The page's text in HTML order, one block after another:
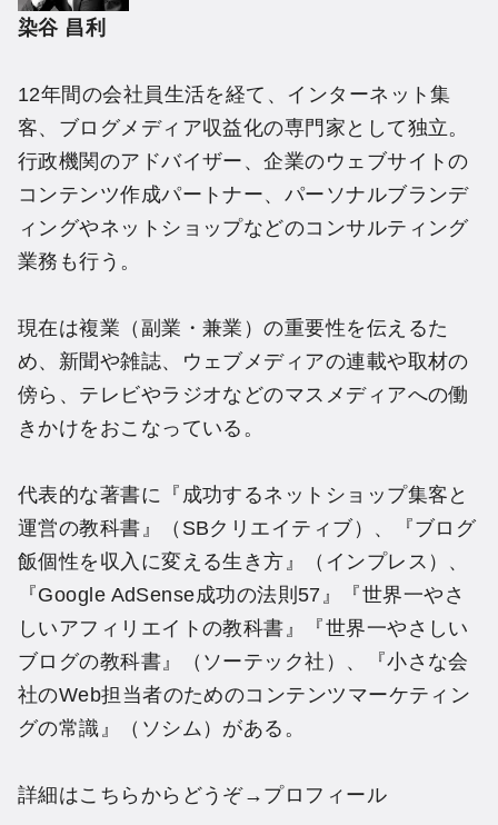
染谷 昌利
12年間の会社員生活を経て、インターネット集
客、ブログメディア収益化の専門家として独立。
行政機関のアドバイザー、企業のウェブサイトの
コンテンツ作成パートナー、パーソナルブランデ
ィングやネットショップなどのコンサルティング
業務も行う。
現在は複業（副業・兼業）の重要性を伝えるた
め、新聞や雑誌、ウェブメディアの連載や取材の
傍ら、テレビやラジオなどのマスメディアへの働
きかけをおこなっている。
代表的な著書に『成功するネットショップ集客と
運営の教科書』（SBクリエイティブ）、『ブログ
飯個性を収入に変える生き方』（インプレス）、
『Google AdSense成功の法則57』『世界一やさ
しいアフィリエイトの教科書』『世界一やさしい
ブログの教科書』（ソーテック社）、『小さな会
社のWeb担当者のためのコンテンツマーケティン
グの常識』（ソシム）がある。
詳細はこちらからどうぞ→ プロフィール